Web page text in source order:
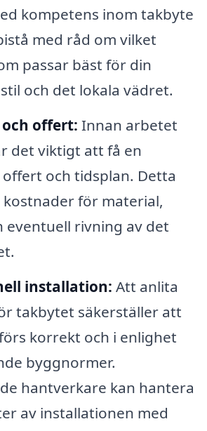
kompetens inom takbyte
med råd om vilket
passar bäst för din
och det lokala vädret.
offert: Innan arbetet
det viktigt att få en
och tidsplan. Detta
för material,
eventuell rivning av det
installation: Att anlita
takbytet säkerställer att
korrekt och i enlighet
byggnormer.
hantverkare kan hantera
av installationen med